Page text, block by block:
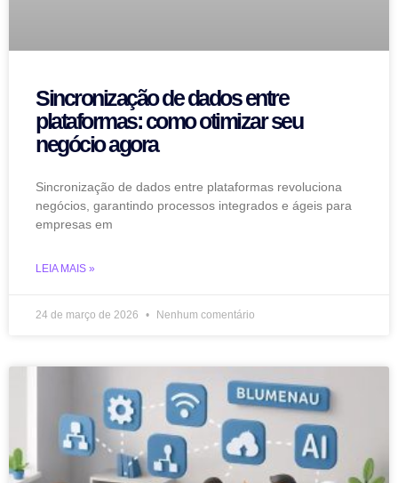
Sincronização de dados entre
plataformas: como otimizar seu
negócio agora
Sincronização de dados entre plataformas revoluciona
negócios, garantindo processos integrados e ágeis para
empresas em
LEIA MAIS »
24 de março de 2026 Nenhum comentário